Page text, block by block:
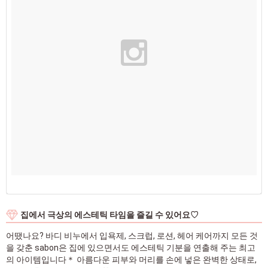
집에서 극상의 에스테틱 타임을 즐길 수 있어요♡
어땠나요? 바디 비누에서 입욕제, 스크럽, 로션, 헤어 케어까지 모든 것
을 갖춘 sabon은 집에 있으면서도 에스테틱 기분을 연출해 주는 최고
의 아이템입니다＊ 아름다운 피부와 머리를 손에 넣은 완벽한 상태로,